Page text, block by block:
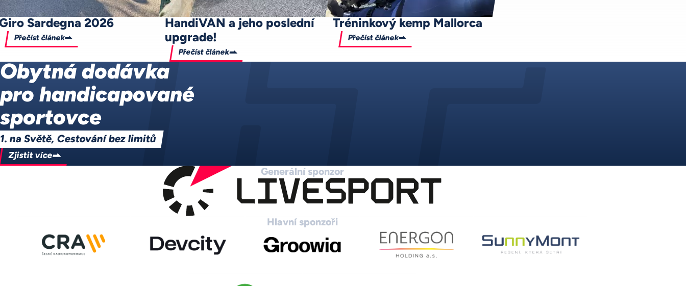
Sardegna 2026
Přečíst článek
HandiVAN a jeho poslední
upgrade!
Přečíst článek
Tréninkový kemp Mallorca
Přečíst článek
Obytná dodávka
pro handicapované
sportovce
na Světě, Cestování bez limitů
Zjistit více
Generální sponzor
Hlavní sponzoři